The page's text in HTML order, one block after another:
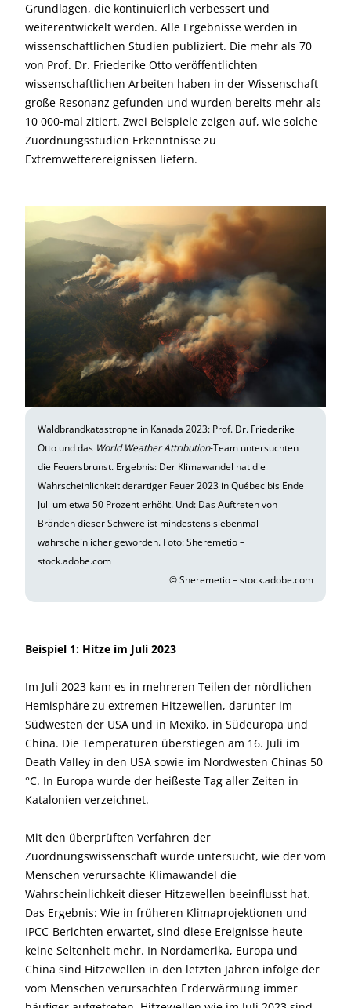
Grundlagen, die kontinuierlich verbessert und
weiterentwickelt werden. Alle Ergebnisse werden in
wissenschaftlichen Studien publiziert. Die mehr als 70
von Prof. Dr. Friederike Otto veröffentlichten
wissenschaftlichen Arbeiten haben in der Wissenschaft
große Resonanz gefunden und wurden bereits mehr als
10 000-mal zitiert. Zwei Beispiele zeigen auf, wie solche
Zuordnungsstudien Erkenntnisse zu
Extremwetterereignissen liefern.
Waldbrandkatastrophe in Kanada 2023: Prof. Dr. Friederike
Otto und das World Weather Attribution-Team untersuchten
die Feuersbrunst. Ergebnis: Der Klimawandel hat die
Wahrscheinlichkeit derartiger Feuer 2023 in Québec bis Ende
Juli um etwa 50 Prozent erhöht. Und: Das Auftreten von
Bränden dieser Schwere ist mindestens siebenmal
wahrscheinlicher geworden. Foto: Sheremetio –
stock.adobe.com
© Sheremetio – stock.adobe.com
Beispiel 1: Hitze im Juli 2023
Im Juli 2023 kam es in mehreren Teilen der nördlichen
Hemisphäre zu extremen Hitzewellen, darunter im
Südwesten der USA und in Mexiko, in Südeuropa und
China. Die Temperaturen überstiegen am 16. Juli im
Death Valley in den USA sowie im Nordwesten Chinas 50
°C. In Europa wurde der heißeste Tag aller Zeiten in
Katalonien verzeichnet.
Mit den überprüften Verfahren der
Zuordnungswissenschaft wurde untersucht, wie der vom
Menschen verursachte Klimawandel die
Wahrscheinlichkeit dieser Hitzewellen beeinflusst hat.
Das Ergebnis: Wie in früheren Klimaprojektionen und
IPCC-Berichten erwartet, sind diese Ereignisse heute
keine Seltenheit mehr. In Nordamerika, Europa und
China sind Hitzewellen in den letzten Jahren infolge der
vom Menschen verursachten Erderwärmung immer